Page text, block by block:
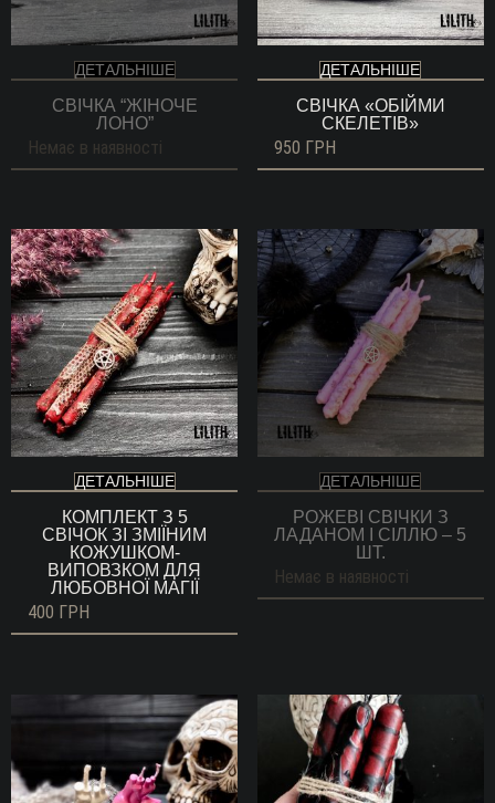
ДЕТАЛЬНІШЕ
СВІЧКА “ЖІНОЧЕ
ЛОНО”
Немає в наявності
ДЕТАЛЬНІШЕ
СВІЧКА «ОБІЙМИ
СКЕЛЕТІВ»
950 ГРН
ДЕТАЛЬНІШЕ
КОМПЛЕКТ З 5
СВІЧОК ЗІ ЗМІЇНИМ
КОЖУШКОМ-
ВИПОВЗКОМ ДЛЯ
ЛЮБОВНОЇ МАГІЇ
400 ГРН
ДЕТАЛЬНІШЕ
РОЖЕВІ СВІЧКИ З
ЛАДАНОМ І СІЛЛЮ – 5
ШТ.
Немає в наявності